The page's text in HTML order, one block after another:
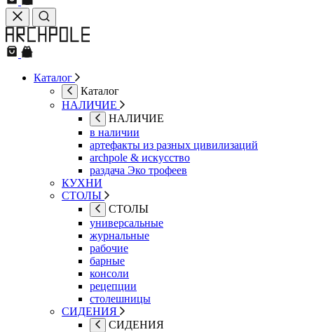
Каталог
Каталог
НАЛИЧИЕ
НАЛИЧИЕ
в наличии
артефакты из разных цивилизаций
archpole & искусство
раздача Эко трофеев
КУХНИ
СТОЛЫ
СТОЛЫ
универсальные
журнальные
рабочие
барные
консоли
рецепции
столешницы
СИДЕНИЯ
СИДЕНИЯ